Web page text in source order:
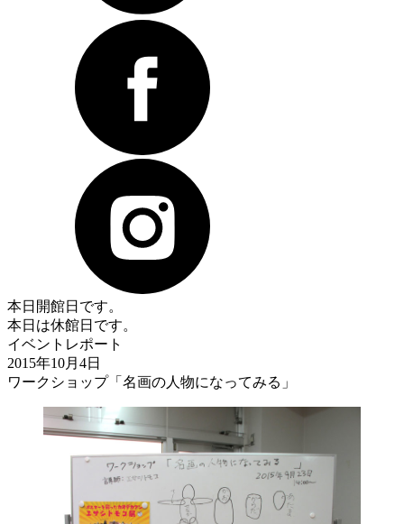
本日開館日です。
本日は休館日です。
イベントレポート
2015年10月4日
ワークショップ「名画の人物になってみる」